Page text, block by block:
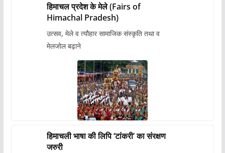
हिमाचल प्रदेश के मेले (Fairs of
Himachal Pradesh)
उत्सव, मेले व त्यौहार सामाजिक संस्कृति तथा व
मेलजोल बढ़ाने
हिमाचली भाषा की लिपि ‘टांकरी’ का संरक्षण
जरुरी